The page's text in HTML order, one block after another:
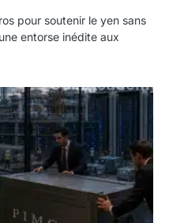
pour soutenir le yen sans
entorse inédite aux
de 11 milliards de